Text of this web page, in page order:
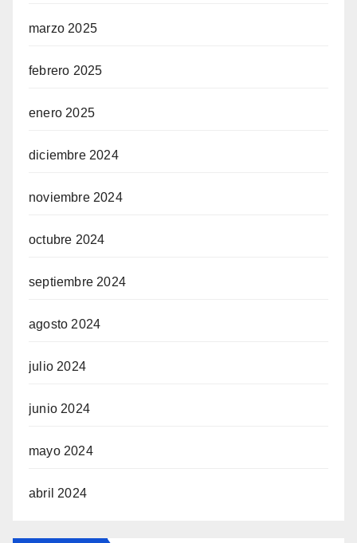
marzo 2025
febrero 2025
enero 2025
diciembre 2024
noviembre 2024
octubre 2024
septiembre 2024
agosto 2024
julio 2024
junio 2024
mayo 2024
abril 2024